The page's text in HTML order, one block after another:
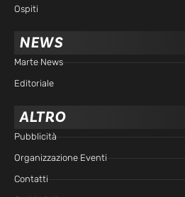
Ospiti
NEWS
Marte News
Editoriale
ALTRO
Pubblicità
Organizzazione Eventi
Contatti